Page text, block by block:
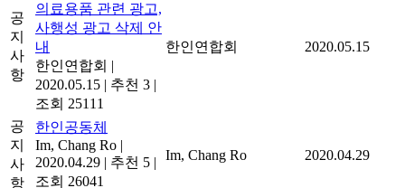
공
지
사
항
의료용품 관련 광고,
사행성 광고 삭제 안
내
한인연합회 |
2020.05.15 | 추천 3 |
조회 25111
한인연합회 2020.05.15
공
지
사
항
한인공동체
Im, Chang Ro |
2020.04.29 | 추천 5 |
조회 26041
Im, Chang Ro 2020.04.29